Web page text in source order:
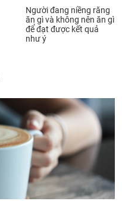
Người đang niềng răng
ăn gì và không nên ăn gì
để đạt được kết quả
như ý